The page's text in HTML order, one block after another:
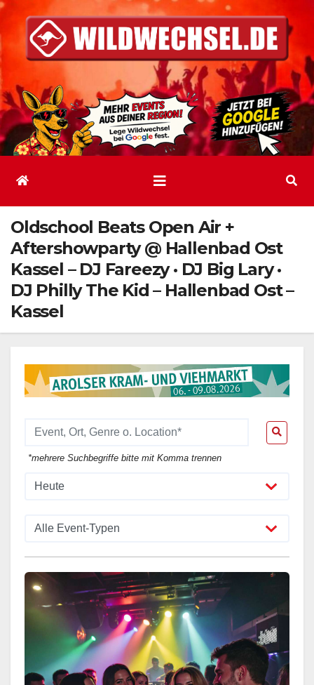
Inhalt
springen
Oldschool Beats Open Air +
Aftershowparty @ Hallenbad Ost
Kassel – DJ Fareezy · DJ Big Lary ·
DJ Philly The Kid – Hallenbad Ost –
Kassel
*mehrere Suchbegriffe bitte mit Komma trennen